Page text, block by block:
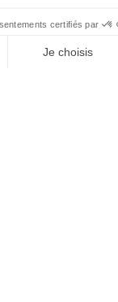
66300 Thuir